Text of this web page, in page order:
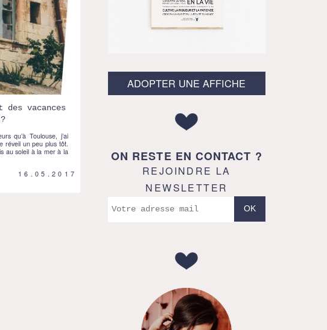
vacances
?
qu’à Toulouse, j’ai
réveil un peu plus tôt.
au soleil à la mer à la
16.05.2017
ADOPTER UNE AFFICHE
ON RESTE EN CONTACT ?
REJOINDRE LA
NEWSLETTER